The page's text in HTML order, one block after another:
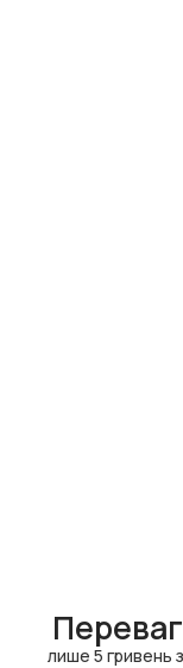
лише 5 гривень